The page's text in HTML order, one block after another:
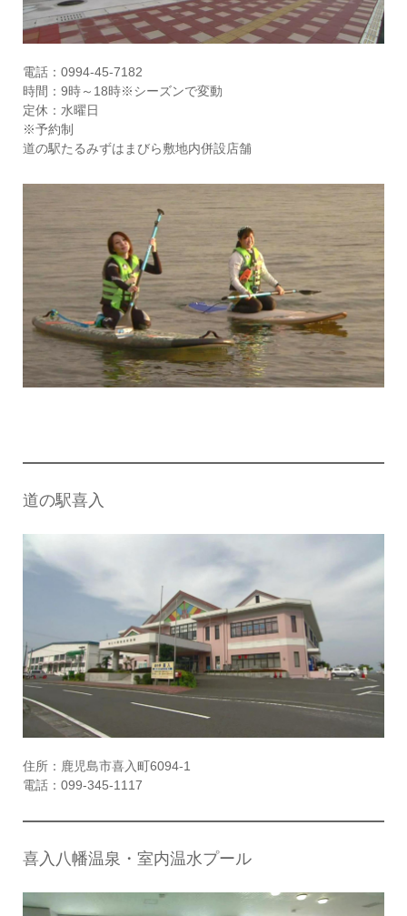
電話：0994-45-7182
時間：9時～18時※シーズンで変動
定休：水曜日
※予約制
道の駅たるみずはまびら敷地内併設店舗
道の駅喜入
住所：鹿児島市喜入町6094-1
電話：099-345-1117
喜入八幡温泉・室内温水プール